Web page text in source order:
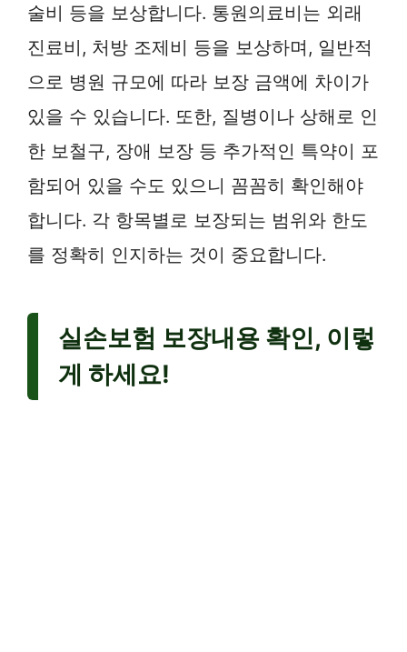
술비 등을 보상합니다. 통원의료비는 외래
진료비, 처방 조제비 등을 보상하며, 일반적
으로 병원 규모에 따라 보장 금액에 차이가
있을 수 있습니다. 또한, 질병이나 상해로 인
한 보철구, 장애 보장 등 추가적인 특약이 포
함되어 있을 수도 있으니 꼼꼼히 확인해야
합니다. 각 항목별로 보장되는 범위와 한도
를 정확히 인지하는 것이 중요합니다.
실손보험 보장내용 확인, 이렇
게 하세요!